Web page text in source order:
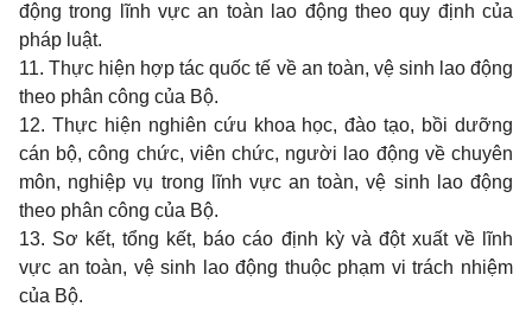
động trong lĩnh vực an toàn lao động theo quy định của
pháp luật.
11. Thực hiện hợp tác quốc tế về an toàn, vệ sinh lao động
theo phân công của Bộ.
12. Thực hiện nghiên cứu khoa học, đào tạo, bồi dưỡng
cán bộ, công chức, viên chức, người lao động về chuyên
môn, nghiệp vụ trong lĩnh vực an toàn, vệ sinh lao động
theo phân công của Bộ.
13. Sơ kết, tổng kết, báo cáo định kỳ và đột xuất về lĩnh
vực an toàn, vệ sinh lao động thuộc phạm vi trách nhiệm
của Bộ.